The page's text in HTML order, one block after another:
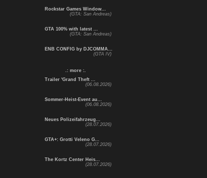
Rockstar Games Window...
(GTA: San Andreas)
GTA 100% with latest ...
(GTA: San Andreas)
ENB CONFIG by DJCOMMA...
(GTA IV)
.: more :.
Trailer 'Grand Theft ...
(06.08.2026)
Sommer-Heist-Event au...
(06.08.2026)
Neues Polizeifahrzeug...
(28.07.2026)
GTA+: Grotti Veleno G...
(28.07.2026)
The Kortz Center Heis...
(28.07.2026)